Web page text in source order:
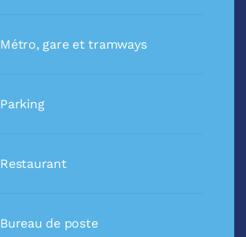
Métro, gare et tramways
Parking
Restaurant
Bureau de poste